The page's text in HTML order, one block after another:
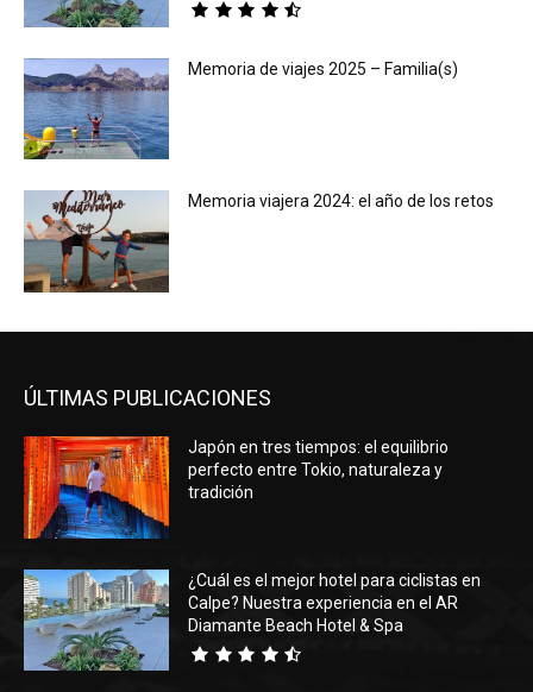
Memoria de viajes 2025 – Familia(s)
Memoria viajera 2024: el año de los retos
ÚLTIMAS PUBLICACIONES
Japón en tres tiempos: el equilibrio
perfecto entre Tokio, naturaleza y
tradición
¿Cuál es el mejor hotel para ciclistas en
Calpe? Nuestra experiencia en el AR
Diamante Beach Hotel & Spa